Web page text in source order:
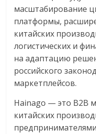
масштабирование
платформы,
китайских
логистических и
на адаптацию
российского
маркетплейсов.
Hainago — это B2B
китайских